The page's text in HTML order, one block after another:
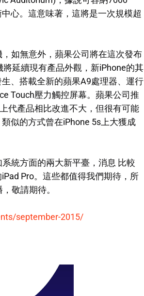
心。這意味著，這將是一次規模超
如無意外，蘋果公司將在這次發布
將延續現有產品外觀，新iPhone的其
、搭載全新的蘋果A9處理器、運行
Touch壓力觸控屏幕。蘋果公司推
代產品相比改進不大，但很有可能
似的方式曾在iPhone 5s上大獲成
統方面的兩大新平臺，消息 比較
Pro。這些都值得我們期待，所
敬請期待。
september-2015/